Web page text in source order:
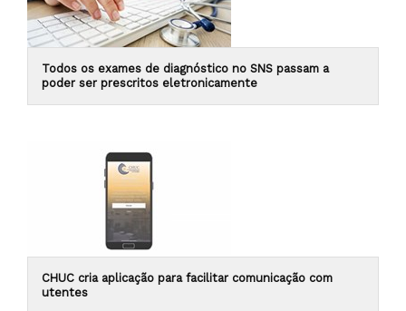
Todos os exames de diagnóstico no SNS passam a
poder ser prescritos eletronicamente
CHUC cria aplicação para facilitar comunicação com
utentes